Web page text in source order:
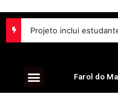
Farol do